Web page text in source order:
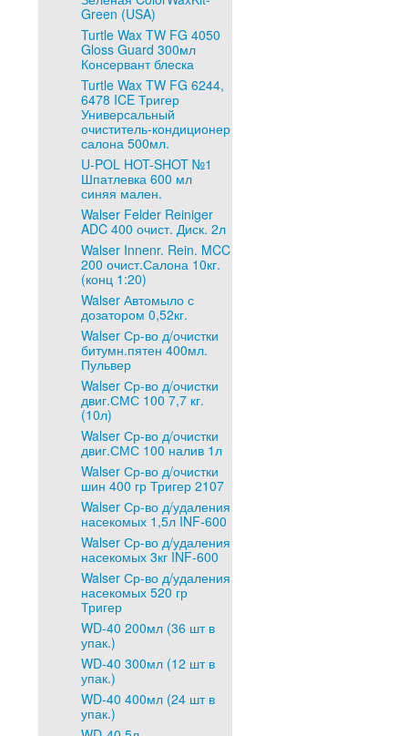
Green (USA)
Turtle Wax TW FG 4050
Gloss Guard 300мл
Консервант блеска
Turtle Wax TW FG 6244,
6478 ICE Тригер
Универсальный
очиститель-кондиционер
салона 500мл.
U-POL HOT-SHOT №1
Шпатлевка 600 мл
синяя мален.
Walser Felder Reiniger
ADC 400 очист. Диск. 2л
Walser Innenr. Rein. MCC
200 очист.Салона 10кг.
(конц 1:20)
Walser Автомыло с
дозатором 0,52кг.
Walser Ср-во д/очистки
битумн.пятен 400мл.
Пульвер
Walser Ср-во д/очистки
двиг.СМС 100 7,7 кг.
(10л)
Walser Ср-во д/очистки
двиг.СМС 100 налив 1л
Walser Ср-во д/очистки
шин 400 гр Тригер 2107
Walser Ср-во д/удаления
насекомых 1,5л INF-600
Walser Ср-во д/удаления
насекомых 3кг INF-600
Walser Ср-во д/удаления
насекомых 520 гр
Тригер
WD-40 200мл (36 шт в
упак.)
WD-40 300мл (12 шт в
упак.)
WD-40 400мл (24 шт в
упак.)